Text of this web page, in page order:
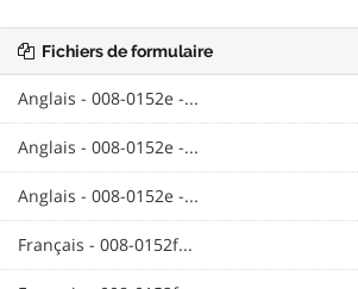
Fichiers de formulaire
Anglais - 008-0152e -...
Anglais - 008-0152e -...
Anglais - 008-0152e -...
Français - 008-0152f...